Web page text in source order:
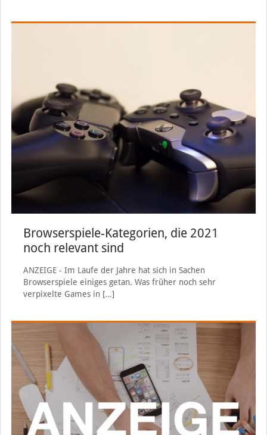
Browserspiele-Kategorien, die 2021
noch relevant sind
ANZEIGE - Im Laufe der Jahre hat sich in Sachen
Browserspiele einiges getan. Was früher noch sehr
verpixelte Games in […]